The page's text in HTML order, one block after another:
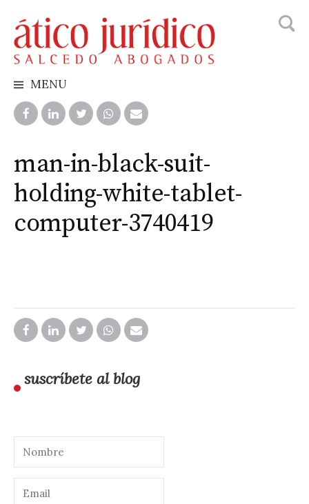
to
content
MENU
man-in-black-suit-
holding-white-tablet-
computer-3740419
suscríbete al blog